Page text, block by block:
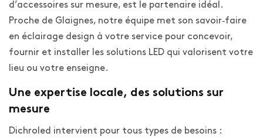
d’accessoires sur mesure, est le partenaire idéal.
Proche de Glaignes, notre équipe met son savoir‑faire
en éclairage design à votre service pour concevoir,
fournir et installer les solutions LED qui valorisent votre
lieu ou votre enseigne.
Une expertise locale, des solutions sur
mesure
Dichroled intervient pour tous types de besoins :